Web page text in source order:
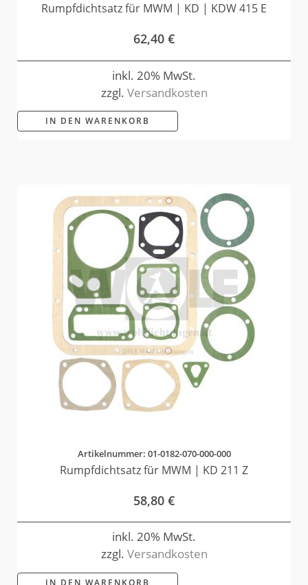
Rumpfdichtsatz für MWM | KD | KDW 415 E
62,40 €
inkl. 20% MwSt.
zzgl. Versandkosten
IN DEN WARENKORB
Artikelnummer: 01-0182-070-000-000
Rumpfdichtsatz für MWM | KD 211 Z
58,80 €
inkl. 20% MwSt.
zzgl. Versandkosten
IN DEN WARENKORB